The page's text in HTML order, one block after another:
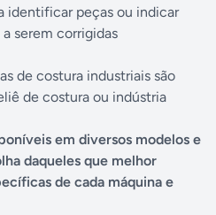
identificar peças ou indicar
serem corrigidas
de costura industriais são
de costura ou indústria
em diversos modelos e
daqueles que melhor
de cada máquina e